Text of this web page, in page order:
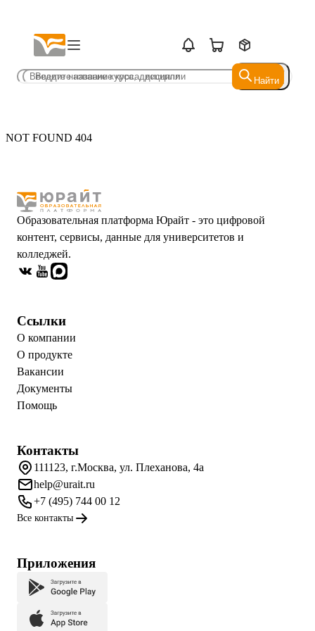
Найти
Найти
NOT FOUND 404
Образовательная платформа Юрайт - это цифровой
контент, сервисы, данные для университетов и
колледжей.
Ссылки
О компании
О продукте
Вакансии
Документы
Помощь
Контакты
111123, г.Москва, ул. Плеханова, 4а
help@urait.ru
+7 (495) 744 00 12
Все контакты
Приложения